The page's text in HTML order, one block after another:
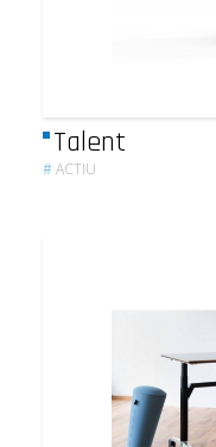
Talent
#ACTIU